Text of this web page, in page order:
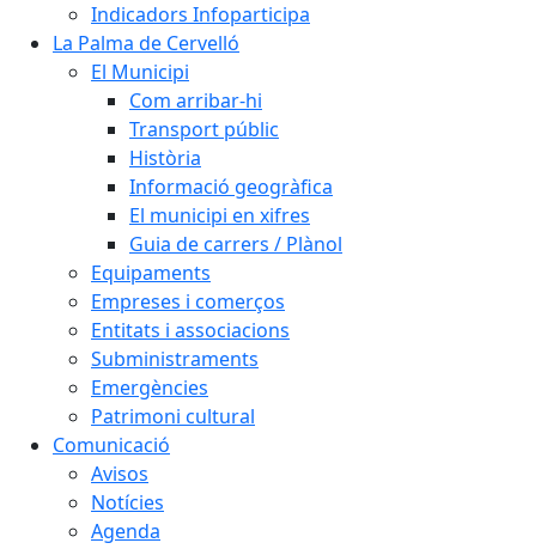
Indicadors Infoparticipa
La Palma de Cervelló
El Municipi
Com arribar-hi
Transport públic
Història
Informació geogràfica
El municipi en xifres
Guia de carrers / Plànol
Equipaments
Empreses i comerços
Entitats i associacions
Subministraments
Emergències
Patrimoni cultural
Comunicació
Avisos
Notícies
Agenda